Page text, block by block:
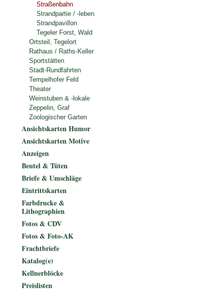
Straßenbahn
Strandpartie / -leben
Strandpavillon
Tegeler Forst, Wald
Ortsteil, Tegelort
Rathaus / Raths-Keller
Sportstätten
Stadt-Rundfahrten
Tempelhofer Feld
Theater
Weinstuben & -lokale
Zeppelin, Graf
Zoologischer Garten
Ansichtskarten Humor
Ansichtskarten Motive
Anzeigen
Beutel & Tüten
Briefe & Umschläge
Eintrittskarten
Farbdrucke &
Lithographien
Fotos & CDV
Fotos & Foto-AK
Frachtbriefe
Katalog(e)
Kellnerblöcke
Preislisten